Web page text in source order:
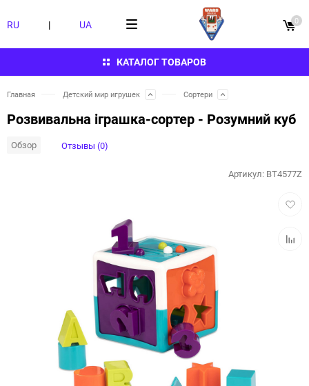
КАТАЛОГ ТОВАРОВ
RU | UA 0
Главная Детский мир игрушек Сортери
Розвивальна іграшка-сортер - Розумний куб
Обзор Отзывы (0)
Артикул: BT4577Z